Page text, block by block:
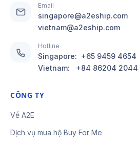
Email
singapore@a2eship.com
vietnam@a2eship.com
Hotline
Singapore: +65 9459 4654
Vietnam: +84 86204 2044
CÔNG TY
Về A2E
Dịch vụ mua hộ Buy For Me